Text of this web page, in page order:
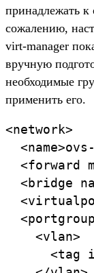
принадлежать
сожалению,
virt-manager
вручную
необходимые
применить его.
<network>
<forward
<bridge
    <vlan>
<tag